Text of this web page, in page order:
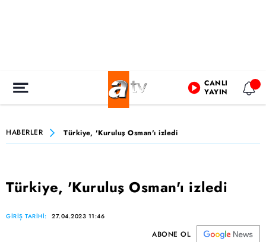
CANLI
YAYIN
HABERLER Türkiye, 'Kuruluş Osman'ı izledi
Türkiye, 'Kuruluş Osman'ı izledi
GİRİŞ TARİHİ: 27.04.2023 11:46
ABONE OL